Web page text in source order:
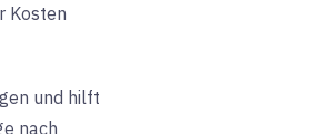
Kosten
und hilft
nach